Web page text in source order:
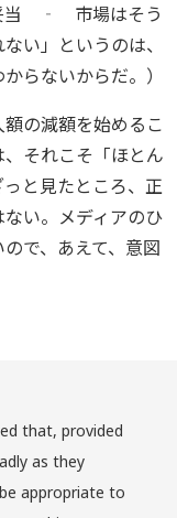
妥当 ‐ 市場はそう
い」というのは、
らないからだ。）
の減額を始めるこ
それこそ「ほとん
と見たところ、正
い。メディアのひ
で、あえて、意図
that, provided
as they
appropriate to